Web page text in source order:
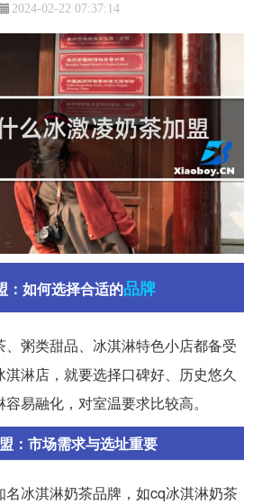
2024-02-22 07:37:14
：如何选择合适的品牌
粥类甜品、冰淇淋特色小店都备受
淋店，就要选择口碑好、历史悠久
易融化，对室温要求比较高。
：市场需求与选址重要
冰淇淋奶茶品牌，如cq冰淇淋奶茶